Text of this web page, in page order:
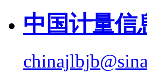
中国计量信